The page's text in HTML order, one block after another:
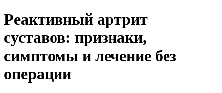
Реактивный артрит
суставов: признаки,
симптомы и лечение без
операции